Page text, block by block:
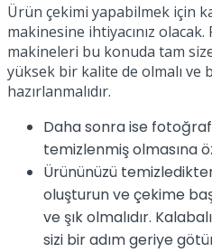
Ürün çekimi yapabilmek için
makinesine ihtiyacınız
makineleri bu konuda tam
yüksek bir kalite de olmalı ve
hazırlanmalıdır.
Daha sonra ise
temizlenmiş olmasına
Ürününüzü
oluşturun ve çekime
ve şık olmalıdır.
sizi bir adım geriye